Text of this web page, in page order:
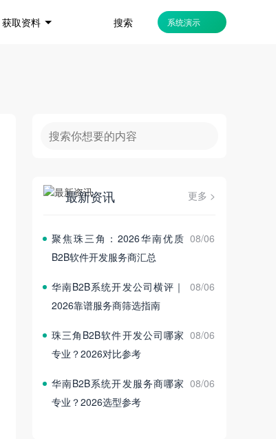
获取资料 搜索 系统演示
最新资讯 更多 >
聚焦珠三角：2026华南优质
B2B软件开发服务商汇总
08/06
华南B2B系统开发公司横评｜
2026靠谱服务商筛选指南
08/06
珠三角B2B软件开发公司哪家
专业？2026对比参考
08/06
华南B2B系统开发服务商哪家
专业？2026选型参考
08/06